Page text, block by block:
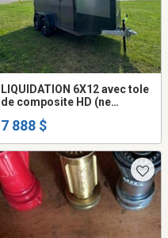
LIQUIDATION 6X12 avec tole
de composite HD (ne
fermée trailer cargo fermer
+977$)
7 888 $